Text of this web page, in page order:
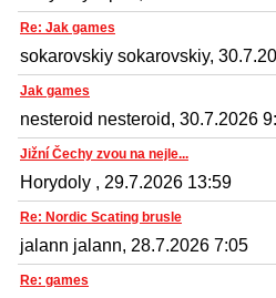
Re: Jak games
sokarovskiy sokarovskiy,
Jak games
nesteroid nesteroid, 30.7.2026
Jižní Čechy zvou na nejle...
Horydoly , 29.7.2026 13:59
Re: Nordic Scating brusle
jalann jalann, 28.7.2026 7:05
Re: games